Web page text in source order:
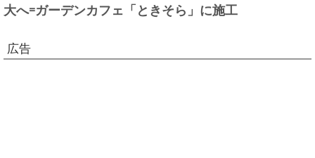
大へ=ガーデンカフェ「ときそら」に施工
広告